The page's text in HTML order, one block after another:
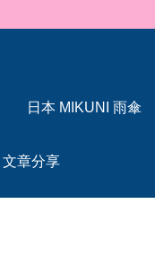
日本 MIKUNI 雨傘
章分享